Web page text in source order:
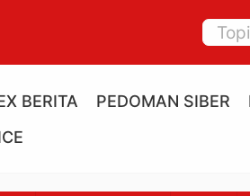
BERITA PEDOMAN SIBER